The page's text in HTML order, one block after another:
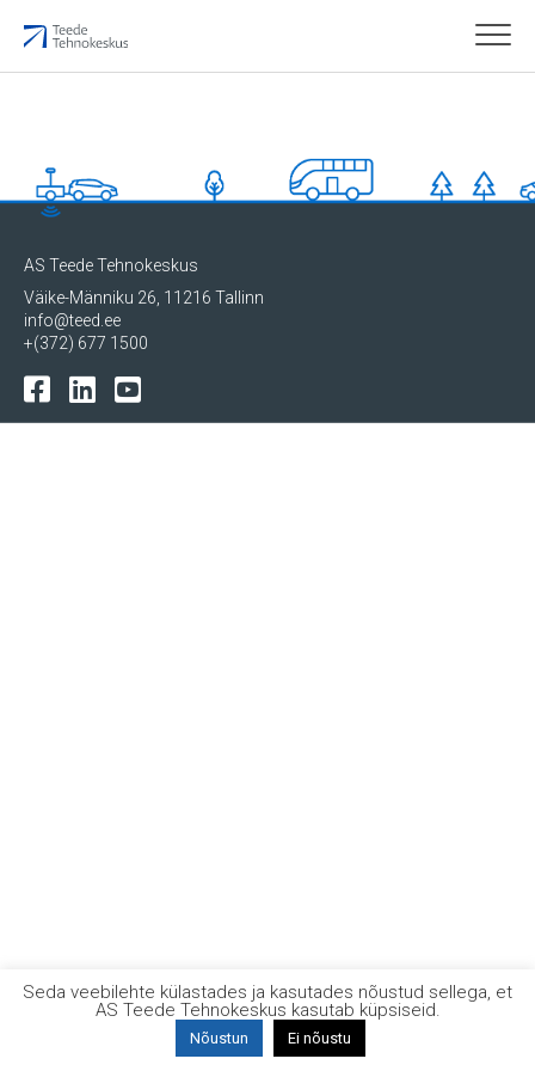
Teedeinfokeskus
AS Teede Tehnokeskus
Väike-Männiku 26, 11216 Tallinn
info@teed.ee
+(372) 677 1500
Seda veebilehte külastades ja kasutades nõustud sellega, et
AS Teede Tehnokeskus kasutab küpsiseid.
Nõustun Ei nõustu